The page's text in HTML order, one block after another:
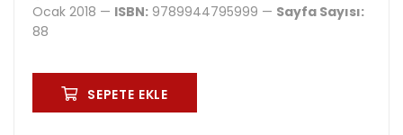
Ocak 2018 — ISBN: 9789944795999 — Sayfa Sayısı:
88
SEPETE EKLE